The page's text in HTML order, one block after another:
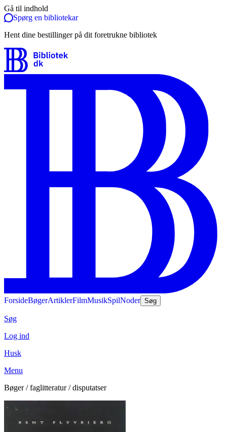
Gå til indhold
Spørg en bibliotekar
Hent dine bestillinger på dit foretrukne bibliotek
ForsideBøgerArtiklerFilmMusikSpilNoder Søg
Søg
Log ind
Husk
Menu
Bøger / faglitteratur / disputatser